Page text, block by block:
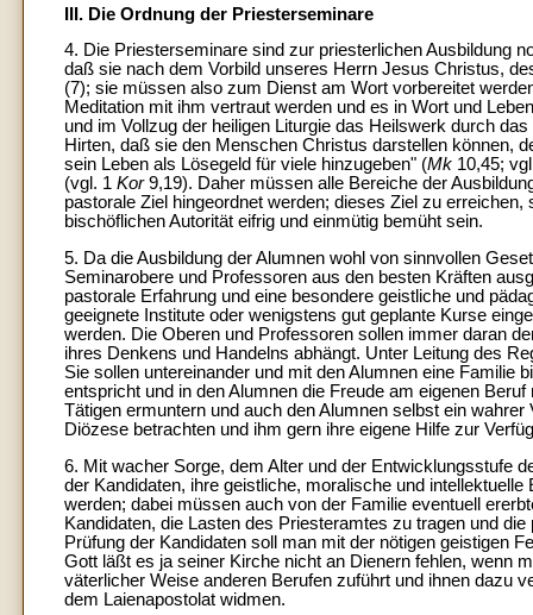
III. Die Ordnung der Priesterseminare
4. Die Priesterseminare sind zur priesterlichen Ausbildung
daß sie nach dem Vorbild unseres Herrn Jesus Christus,
(7); sie müssen also zum Dienst am Wort vorbereitet
Meditation mit ihm vertraut werden und es in Wort und
und im Vollzug der heiligen Liturgie das Heilswerk durch
Hirten, daß sie den Menschen Christus darstellen können,
sein Leben als Lösegeld für viele hinzugeben" (Mk 10,45;
(vgl. 1 Kor9,19). Daher müssen alle Bereiche der
pastorale Ziel hingeordnet werden; dieses Ziel zu
bischöflichen Autorität eifrig und einmütig bemüht sein.
5. Da die Ausbildung der Alumnen wohl von sinnvollen
Seminarobere und Professoren aus den besten Kräften
pastorale Erfahrung und eine besondere geistliche und
geeignete Institute oder wenigstens gut geplante Kurse
werden. Die Oberen und Professoren sollen immer daran
ihres Denkens und Handelns abhängt. Unter Leitung des
Sie sollen untereinander und mit den Alumnen eine
entspricht und in den Alumnen die Freude am eigenen
Tätigen ermuntern und auch den Alumnen selbst ein
Diözese betrachten und ihm gern ihre eigene Hilfe zur
6. Mit wacher Sorge, dem Alter und der Entwicklungsstufe
der Kandidaten, ihre geistliche, moralische und
werden; dabei müssen auch von der Familie eventuell
Kandidaten, die Lasten des Priesteramtes zu tragen und
Prüfung der Kandidaten soll man mit der nötigen geistigen
Gott läßt es ja seiner Kirche nicht an Dienern fehlen, wenn
väterlicher Weise anderen Berufen zuführt und ihnen dazu
dem Laienapostolat widmen.